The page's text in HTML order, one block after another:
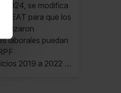
2024, se modifica
AEAT para que los
laborales puedan
2019 a 2022 y